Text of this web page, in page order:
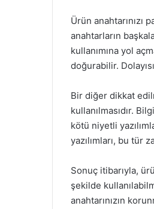
Ürün anahtarınızı
anahtarların
kullanımına yol
doğurabilir.
Bir diğer dikkat
kullanılmasıdır.
kötü niyetli
yazılımları, bu tür
Sonuç itibarıyla,
şekilde
anahtarınızın